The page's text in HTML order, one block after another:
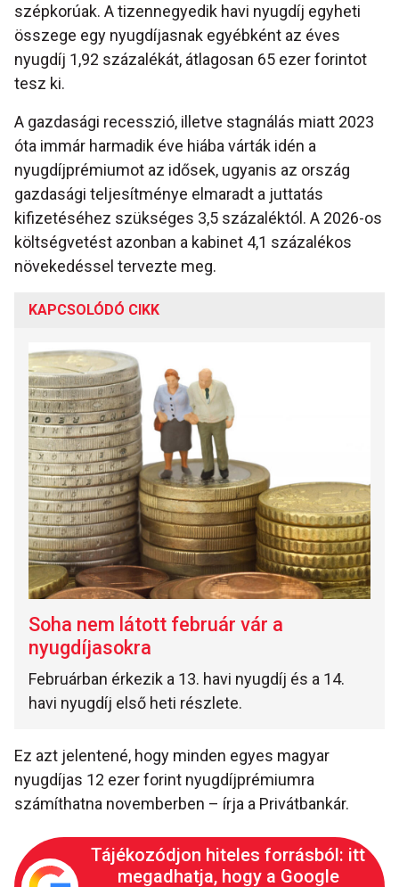
szépkorúak. A tizennegyedik havi nyugdíj egyheti
összege egy nyugdíjasnak egyébként az éves
nyugdíj 1,92 százalékát, átlagosan 65 ezer forintot
tesz ki.
A gazdasági recesszió, illetve stagnálás miatt 2023
óta immár harmadik éve hiába várták idén a
nyugdíjprémiumot az idősek, ugyanis az ország
gazdasági teljesítménye elmaradt a juttatás
kifizetéséhez szükséges 3,5 százaléktól. A 2026-os
költségvetést azonban a kabinet 4,1 százalékos
növekedéssel tervezte meg.
KAPCSOLÓDÓ CIKK
Soha nem látott február vár a
nyugdíjasokra
Februárban érkezik a 13. havi nyugdíj és a 14.
havi nyugdíj első heti részlete.
Ez azt jelentené, hogy minden egyes magyar
nyugdíjas 12 ezer forint nyugdíjprémiumra
számíthatna novemberben – írja a Privátbankár.
Tájékozódjon hiteles forrásból: itt
megadhatja, hogy a Google